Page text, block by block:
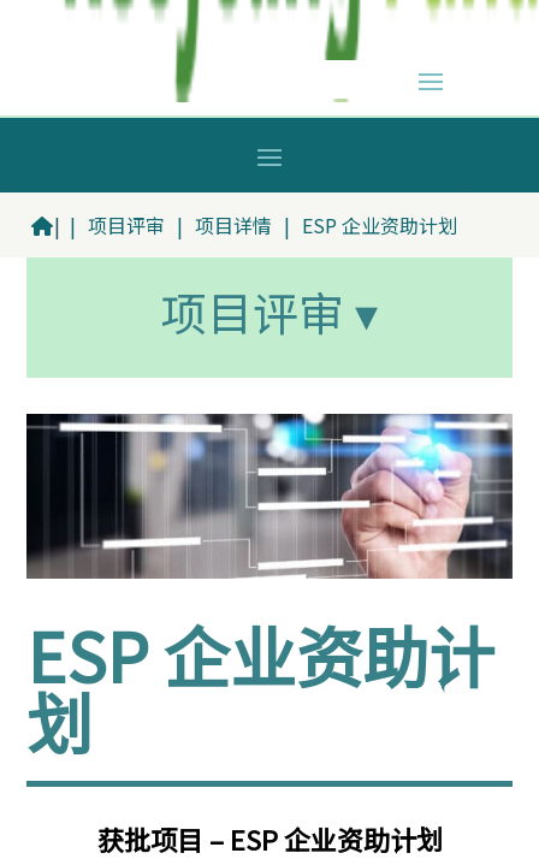
| | 项目评审 | 项目详情 | ESP 企业资助计划
项目评审 ▾
ESP 企业资助计
划
获批项目 – ESP 企业资助计划